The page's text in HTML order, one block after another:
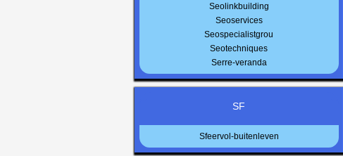
Seolinkbuilding
Seoservices
Seospecialistgrou
Seotechniques
Serre-veranda
SF
Sfeervol-buitenleven